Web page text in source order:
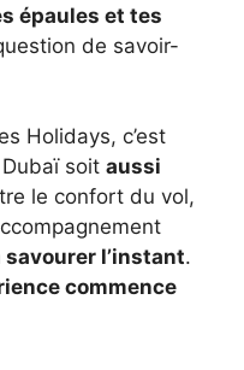
épaules et tes
de savoir-
Holidays, c’est
soit aussi
le confort du vol,
savourer l’instant.
commence